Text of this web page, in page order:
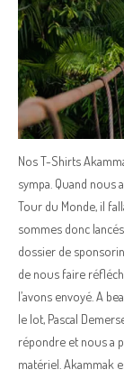
Nos T-Shirts
sympa. Quand nous
Tour du Monde, il
sommes donc
dossier de
de nous faire
l’avons envoyé. A
le lot, Pascal
répondre et nous a
matériel. Akammak